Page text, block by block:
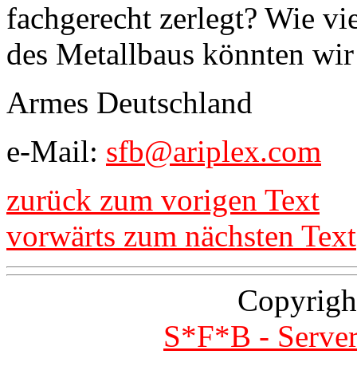
fachgerecht zerlegt? Wie
des Metallbaus könnten
Armes Deutschland
e-Mail: sfb@ariplex.com
zurück zum vorigen Text
vorwärts zum nächsten Text
S*F*B -